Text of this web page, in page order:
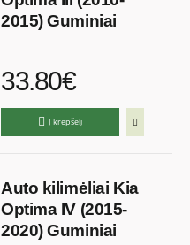
2015) Guminiai
33.80€
Į krepšelį
Auto kilimėliai Kia
Optima IV (2015-
2020) Guminiai